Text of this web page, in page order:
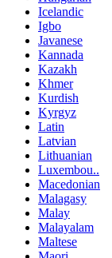
Icelandic
Igbo
Javanese
Kannada
Kazakh
Khmer
Kurdish
Kyrgyz
Latin
Latvian
Lithuanian
Luxembou..
Macedonian
Malagasy
Malay
Malayalam
Maltese